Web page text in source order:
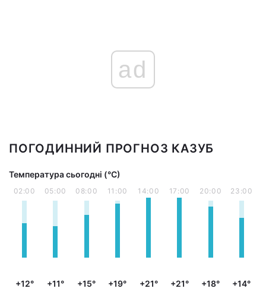
ad
ПОГОДИННИЙ ПРОГНОЗ КАЗУБ
Температура сьогодні (°С)
02:00
+12°
05:00
+11°
08:00
+15°
11:00
+19°
14:00
+21°
17:00
+21°
20:00
+18°
23:00
+14°